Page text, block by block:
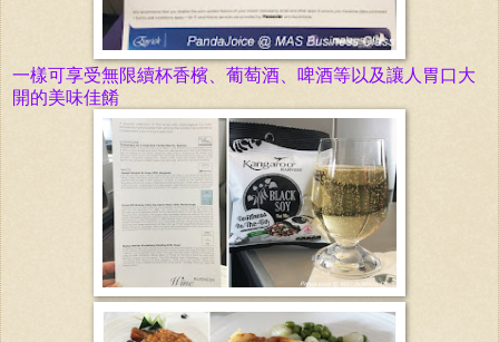
一樣可享受無限續杯香檳、葡萄酒、 啤酒等以及讓人胃口大
開的美味佳餚